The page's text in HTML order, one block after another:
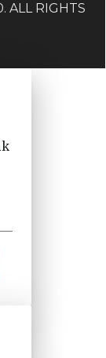
ALL RIGHTS